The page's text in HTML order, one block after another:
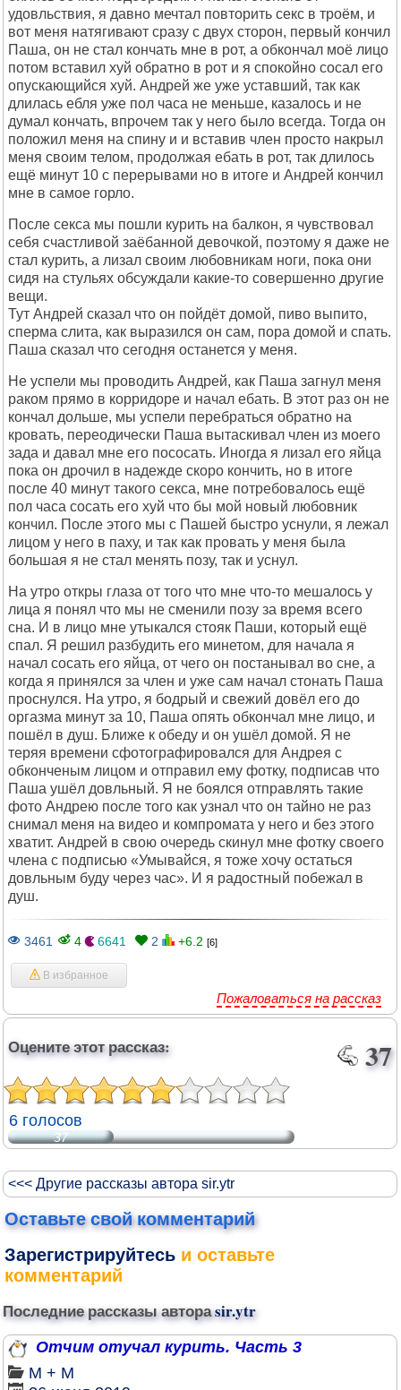
удовльствия, я давно мечтал повторить секс в троём, и
вот меня натягивают сразу с двух сторон, первый кончил
Паша, он не стал кончать мне в рот, а обкончал моё лицо
потом вставил хуй обратно в рот и я спокойно сосал его
опускающийся хуй. Андрей же уже уставший, так как
длилась ебля уже пол часа не меньше, казалось и не
думал кончать, впрочем так у него было всегда. Тогда он
положил меня на спину и и вставив член просто накрыл
меня своим телом, продолжая ебать в рот, так длилось
ещё минут 10 с перерывами но в итоге и Андрей кончил
мне в самое горло.
После секса мы пошли курить на балкон, я чувствовал
себя счастливой заёбанной девочкой, поэтому я даже не
стал курить, а лизал своим любовникам ноги, пока они
сидя на стульях обсуждали какие-то совершенно другие
вещи.
Тут Андрей сказал что он пойдёт домой, пиво выпито,
сперма слита, как выразился он сам, пора домой и спать.
Паша сказал что сегодня останется у меня.
Не успели мы проводить Андрей, как Паша загнул меня
раком прямо в корридоре и начал ебать. В этот раз он не
кончал дольше, мы успели перебраться обратно на
кровать, переодически Паша вытаскивал член из моего
зада и давал мне его пососать. Иногда я лизал его яйца
пока он дрочил в надежде скоро кончить, но в итоге
после 40 минут такого секса, мне потребовалось ещё
пол часа сосать его хуй что бы мой новый любовник
кончил. После этого мы с Пашей быстро уснули, я лежал
лицом у него в паху, и так как провать у меня была
большая я не стал менять позу, так и уснул.
На утро откры глаза от того что мне что-то мешалось у
лица я понял что мы не сменили позу за время всего
сна. И в лицо мне утыкался стояк Паши, который ещё
спал. Я решил разбудить его минетом, для начала я
начал сосать его яйца, от чего он постанывал во сне, а
когда я принялся за член и уже сам начал стонать Паша
проснулся. На утро, я бодрый и свежий довёл его до
оргазма минут за 10, Паша опять обкончал мне лицо, и
пошёл в душ. Ближе к обеду и он ушёл домой. Я не
теряя времени сфотографировался для Андрея с
обконченым лицом и отправил ему фотку, подписав что
Паша ушёл довльный. Я не боялся отправлять такие
фото Андрею после того как узнал что он тайно не раз
снимал меня на видео и компромата у него и без этого
хватит. Андрей в свою очередь скинул мне фотку своего
члена с подписью «Умывайся, я тоже хочу остаться
довльным буду через час». И я радостный побежал в
душ.
3461 4 6641 2 +6.2 [6]
В избранное
Пожаловаться на рассказ
Оцените этот рассказ: 37
6 голосов
37
<<< Другие рассказы автора sir.ytr
Оставьте свой комментарий
Зарегистрируйтесь и оставьте
комментарий
Последние рассказы автораsir.ytr
Отчим отучал курить. Часть 3
М + М